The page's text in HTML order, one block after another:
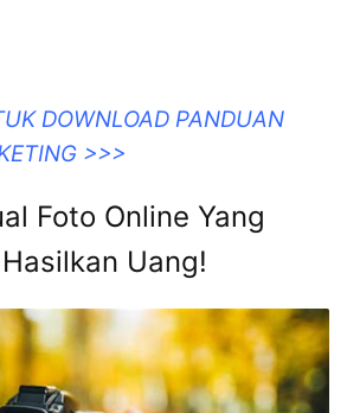
DOWNLOAD PANDUAN
>>>
Foto Online Yang
Uang!